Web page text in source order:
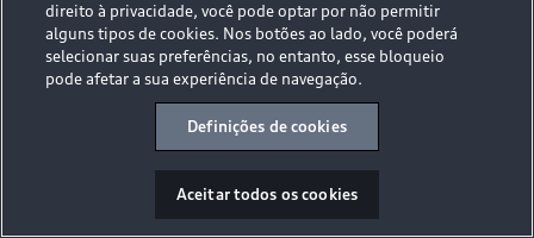
Desacelere. Seu bem maior é a vida.
direito à privacidade, você pode optar por não permitir
alguns tipos de cookies. Nos botões ao lado, você poderá
selecionar suas preferências, no entanto, esse bloqueio
pode afetar a sua experiência de navegação.
Definições de cookies
Aceitar todos os cookies